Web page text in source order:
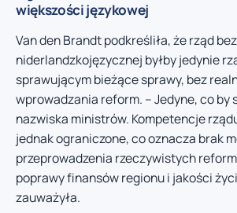
większości językowej
Van den Brandt podkreśliła, że rząd
niderlandzkojęzycznej byłby jedynie
sprawującym bieżące sprawy, bez
wprowadzania reform. – Jedyne, co by
nazwiska ministrów. Kompetencje
jednak ograniczone, co oznacza brak
przeprowadzenia rzeczywistych
poprawy finansów regionu i jakości
zauważyła.